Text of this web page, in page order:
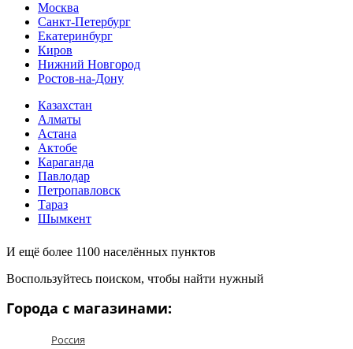
Москва
Санкт-Петербург
Екатеринбург
Киров
Нижний Новгород
Ростов-на-Дону
Казахстан
Алматы
Астана
Актобе
Караганда
Павлодар
Петропавловск
Тараз
Шымкент
И ещё более 1100 населённых пунктов
Воспользуйтесь поиском, чтобы найти нужный
Города с магазинами:
Россия